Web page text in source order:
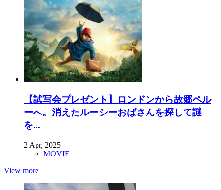
【試写会プレゼント】ロンドンから故郷ペル
ーへ。消えたルーシーおばさんを探して謎
を...
2 Apr, 2025
MOVIE
View more